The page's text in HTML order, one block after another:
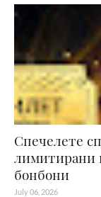
Спечелете
лимитирани
бонбони
July 06, 2026